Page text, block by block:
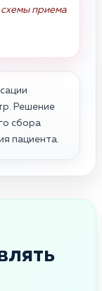
приема
Решение
сбора
пациента.